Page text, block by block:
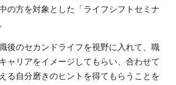
の方を対象とした「ライフシフトセミナ
後のセカンドライフを視野に入れて、職
ャリアをイメージしてもらい、合わせて
る自分磨きのヒントを得てもらうことを